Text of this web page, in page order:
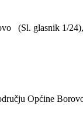
(Sl. glasnik 1/
Općine